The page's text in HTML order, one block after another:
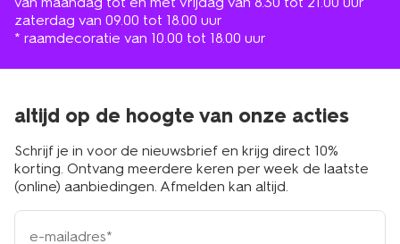
zaterdag van 09.00 tot 18.00 uur
* raamdecoratie van 10.00 tot 18.00 uur
altijd op de hoogte van onze acties
Schrijf je in voor de nieuwsbrief en krijg direct 10%
korting. Ontvang meerdere keren per week de laatste
(online) aanbiedingen. Afmelden kan altijd.
e-
mailadres